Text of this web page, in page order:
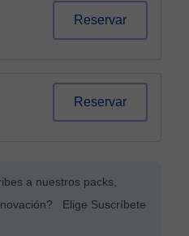
Reservar
Reservar
a nuestros packs,
Elige Suscríbete